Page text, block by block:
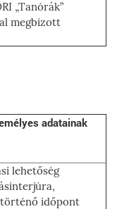
„Tanórák”
megbízott
adatainak
lehetőség
időpont